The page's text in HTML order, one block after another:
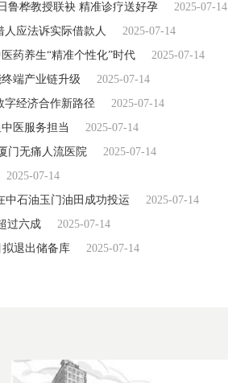
鲁桦教授联袂 精准诊疗送好孕
2025-07-14
应法诉实际借款人
2025-07-14
药养生“精准个性化”时代
2025-07-14
端产业链升级
2025-07-14
字经济合作新路径
2025-07-14
医服务担当
2025-07-14
门无痛人流医院
2025-07-14
2025-07-14
中石油玉门油田成功投运
2025-07-14
过六成
2025-07-14
退出储备库
2025-07-14